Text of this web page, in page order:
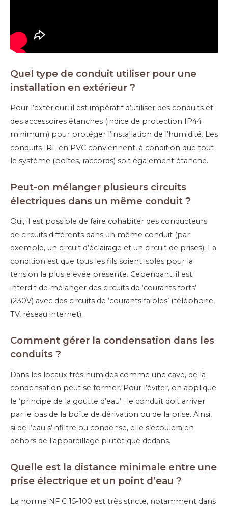
Quel type de conduit utiliser pour une
installation en extérieur ?
Pour l’extérieur, il est impératif d’utiliser des conduits et
des accessoires étanches (indice de protection IP44
minimum) pour protéger l’installation de l’humidité. Les
conduits IRL en PVC conviennent, à condition que tout
le système (boîtes, raccords) soit également étanche.
Peut-on mélanger plusieurs circuits
électriques dans un même conduit ?
Oui, il est possible de faire cohabiter des conducteurs
de circuits différents dans un même conduit (par
exemple, un circuit d’éclairage et un circuit de prises). La
condition est que tous les fils soient isolés pour la
tension la plus élevée présente. Cependant, il est
interdit de mélanger des circuits de ‘courants forts’
(230V) avec des circuits de ‘courants faibles’ (téléphone,
TV, réseau internet).
Comment gérer la condensation dans les
conduits ?
Dans les locaux très humides comme une cave, de la
condensation peut se former. Pour l’éviter, on applique
le ‘principe de la goutte d’eau’ : le conduit doit arriver
par le bas de la boîte de dérivation ou de la prise. Ainsi,
si de l’eau s’infiltre ou condense, elle s’écoulera en
dehors de l’appareillage plutôt que dedans.
Quelle est la distance minimale entre une
prise électrique et un point d’eau ?
La norme NF C 15-100 est très stricte, notamment dans